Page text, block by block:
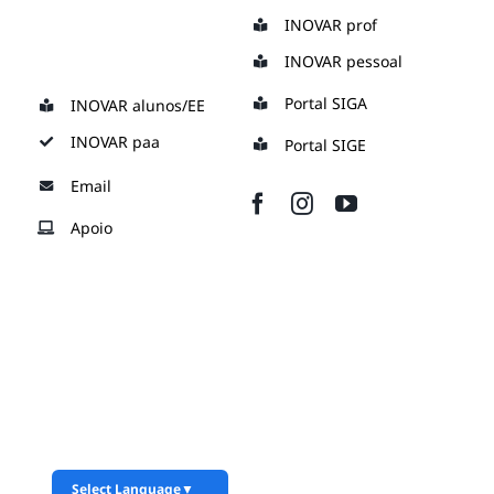
content
INOVAR prof
INOVAR pessoal
INOVAR alunos/EE
INOVAR paa
Portal SIGA
Portal SIGE
Email
Apoio
Select Language▼